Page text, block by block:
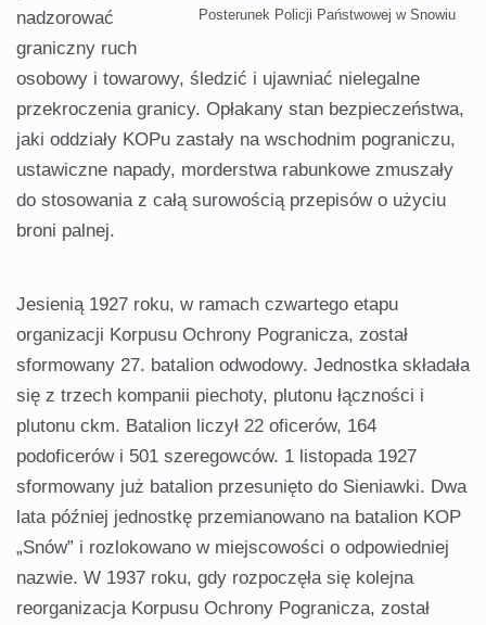
Posterunek Policji Państwowej w Snowiu
nadzorować
graniczny ruch
osobowy i towarowy, śledzić i ujawniać nielegalne
przekroczenia granicy. Opłakany stan bezpieczeństwa,
jaki oddziały KOPu zastały na wschodnim pograniczu,
ustawiczne napady, morderstwa rabunkowe zmuszały
do stosowania z całą surowością przepisów o użyciu
broni palnej.
Jesienią 1927 roku, w ramach czwartego etapu
organizacji Korpusu Ochrony Pogranicza, został
sformowany 27. batalion odwodowy. Jednostka składała
się z trzech kompanii piechoty, plutonu łączności i
plutonu ckm. Batalion liczył 22 oficerów, 164
podoficerów i 501 szeregowców. 1 listopada 1927
sformowany już batalion przesunięto do Sieniawki. Dwa
lata później jednostkę przemianowano na batalion KOP
„Snów” i rozlokowano w miejscowości o odpowiedniej
nazwie. W 1937 roku, gdy rozpoczęła się kolejna
reorganizacja Korpusu Ochrony Pogranicza, został